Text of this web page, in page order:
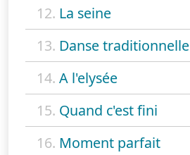
12. La seine
13. Danse traditionnelle
14. A l'elysée
15. Quand c'est fini
16. Moment parfait